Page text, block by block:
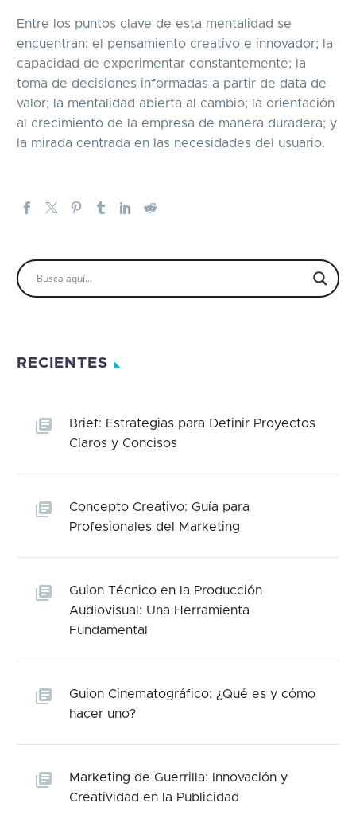
Entre los puntos clave de esta mentalidad se
encuentran: el pensamiento creativo e innovador; la
capacidad de experimentar constantemente; la
toma de decisiones informadas a partir de data de
valor; la mentalidad abierta al cambio; la orientación
al crecimiento de la empresa de manera duradera; y
la mirada centrada en las necesidades del usuario.
RECIENTES
Brief: Estrategias para Definir Proyectos
Claros y Concisos
Concepto Creativo: Guía para
Profesionales del Marketing
Guion Técnico en la Producción
Audiovisual: Una Herramienta
Fundamental
Guion Cinematográfico: ¿Qué es y cómo
hacer uno?
Marketing de Guerrilla: Innovación y
Creatividad en la Publicidad